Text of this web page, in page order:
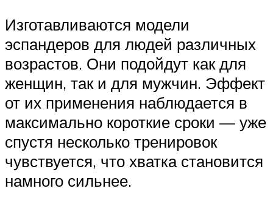
Изготавливаются модели
эспандеров для людей различных
возрастов. Они подойдут как для
женщин, так и для мужчин. Эффект
от их применения наблюдается в
максимально короткие сроки — уже
спустя несколько тренировок
чувствуется, что хватка становится
намного сильнее.